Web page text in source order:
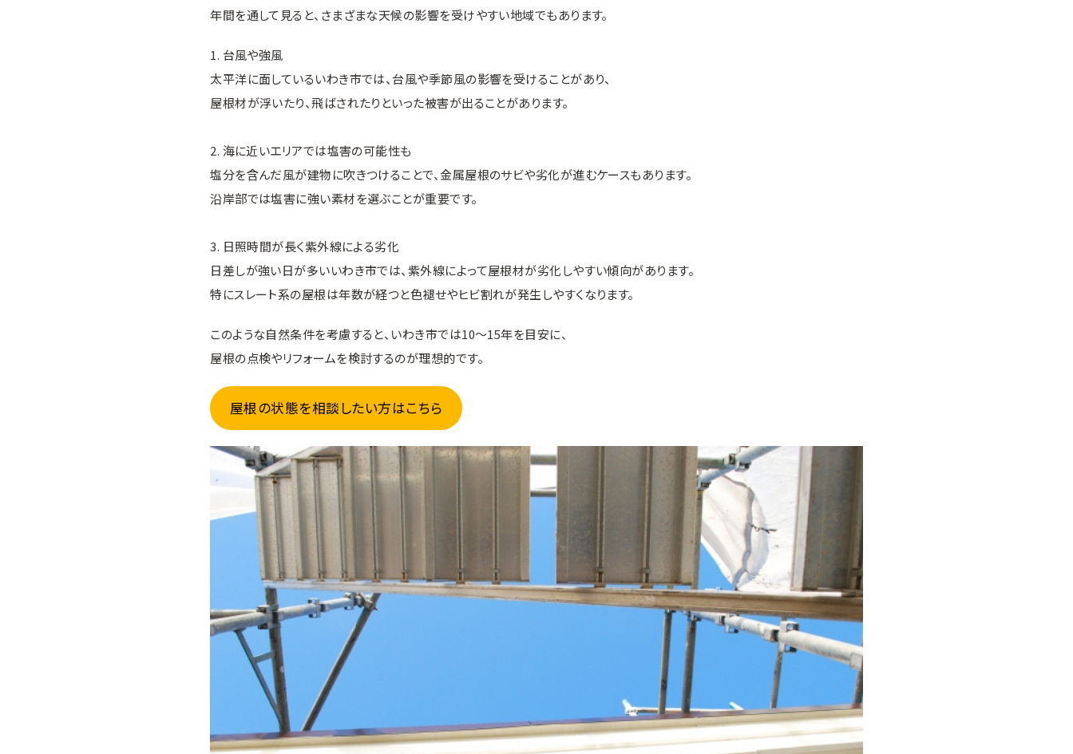
年間を通して見ると、さまざまな天候の影響を受けやすい地域でもあります。
1. 台風や強風
太平洋に面しているいわき市では、台風や季節風の影響を受けることがあり、
屋根材が浮いたり、飛ばされたりといった被害が出ることがあります。
2. 海に近いエリアでは塩害の可能性も
塩分を含んだ風が建物に吹きつけることで、金属屋根のサビや劣化が進むケースもあります。
沿岸部では塩害に強い素材を選ぶことが重要です。
3. 日照時間が長く紫外線による劣化
日差しが強い日が多いいわき市では、紫外線によって屋根材が劣化しやすい傾向があります。
特にスレート系の屋根は年数が経つと色褪せやヒビ割れが発生しやすくなります。
このような自然条件を考慮すると、いわき市では10〜15年を目安に、
屋根の点検やリフォームを検討するのが理想的です。
屋根の状態を相談したい方はこちら